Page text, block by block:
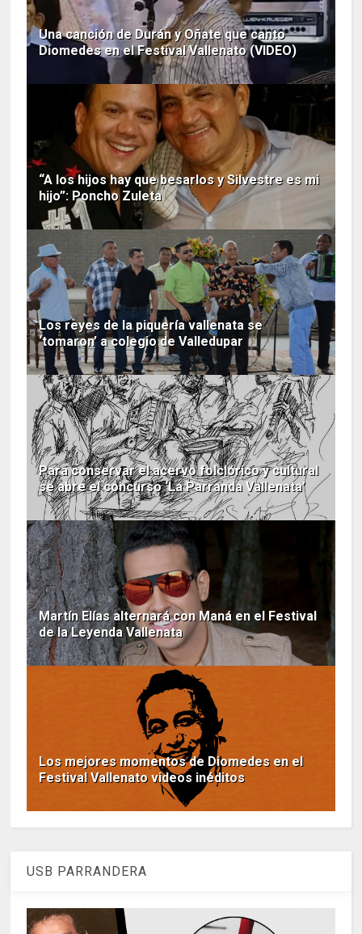
Una canción de Durán y Oñate que canto
Diomedes en el Festival Vallenato (VIDEO)
“A los hijos hay que besarlos y Silvestre es mi
hijo”: Poncho Zuleta
Los reyes de la piquería vallenata se
‘tomaron’ a colegio de Valledupar
Para conservar el acervo folclórico y cultural
se abre el concurso ‘La Parranda Vallenata’
Martín Elías alternará con Maná en el Festival
de la Leyenda Vallenata
Los mejores momentos de Diomedes en el
Festival Vallenato videos inéditos
USB PARRANDERA